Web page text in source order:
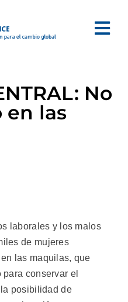
No
en las
laborales y los malos
de mujeres
las maquilas, que
conservar el
posibilidad de